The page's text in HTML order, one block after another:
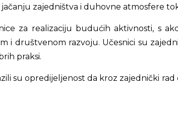
zajedništva i duhovne atmosfere
za realizaciju budućih aktivnosti, s
društvenom razvoju. Učesnici su
praksi.
su opredijeljenost da kroz zajednički rad